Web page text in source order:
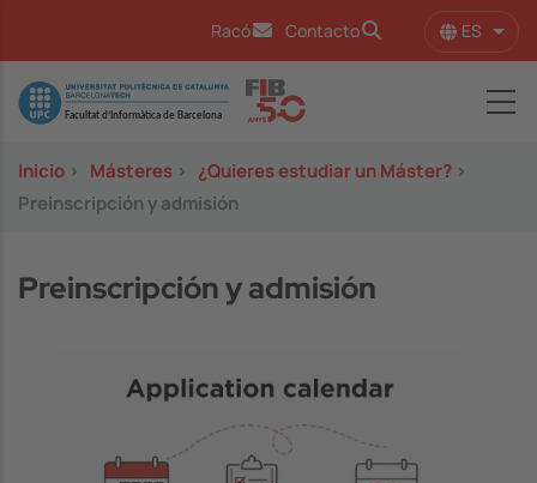
Racó Contacto ES
Image
Inicio > Másteres > ¿Quieres estudiar un Máster? >
Preinscripción y admisión
Preinscripción y admisión